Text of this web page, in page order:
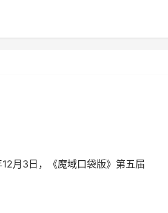
月3日，《魔域口袋版》第五届